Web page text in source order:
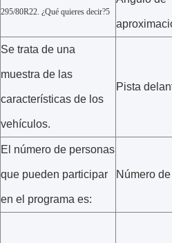
295/80R22. ¿Qué quieres decir?5
Se trata de una
muestra de las
características de los
vehículos.
Pista
El número de personas
que pueden participar
en el programa es:
Número